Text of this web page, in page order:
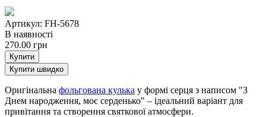
Артикул: FH-5678
В наявності
270.00 грн
Купити
Купити швидко
Оригінальна фольгована кулька у формі серця з написом "З
Днем народження, моє серденько" – ідеальний варіант для
привітання та створення святкової атмосфери.